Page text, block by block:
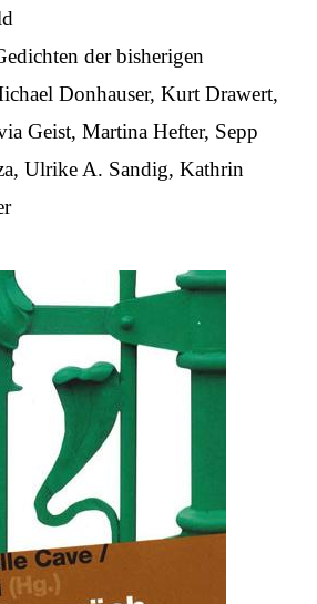
der bisherigen
Donhauser, Kurt Drawert,
Geist, Martina Hefter, Sepp
Ulrike A. Sandig, Kathrin